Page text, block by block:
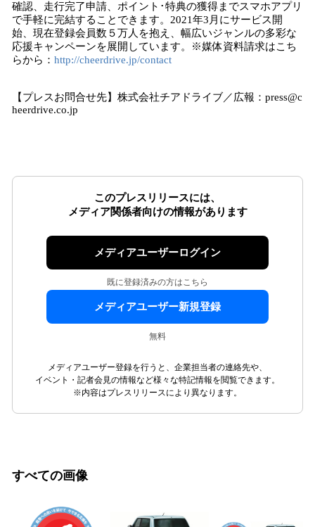
確認、走行完了申請、ポイント･特典の獲得までスマホアプリ
で手軽に完結することできます。2021年3月にサービス開
始、現在登録会員数５万人を抱え、幅広いジャンルの多彩な
応援キャンペーンを展開しています。※媒体資料請求はこち
らから： http://cheerdrive.jp/contact
【プレスお問合せ先】株式会社チアドライブ／広報：press@c
heerdrive.co.jp
このプレスリリースには、
メディア関係者向けの情報があります
メディアユーザーログイン
既に登録済みの方はこちら
メディアユーザー新規登録
無料
メディアユーザー登録を行うと、企業担当者の連絡先や、
イベント・記者会見の情報など様々な特記情報を閲覧できます。
※内容はプレスリリースにより異なります。
すべての画像